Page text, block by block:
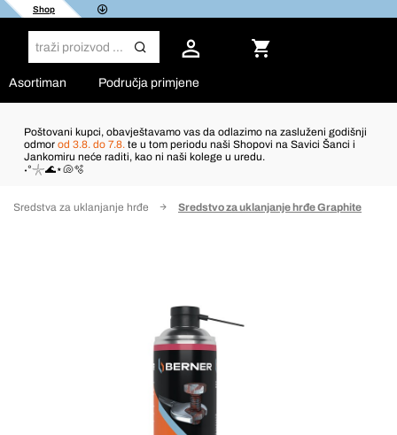
Shop
Asortiman Područja primjene
Poštovani kupci, obavještavamo vas da odlazimo na zasluženi godišnji
odmor od 3.8. do 7.8. te u tom periodu naši Shopovi na Savici Šanci i
Jankomiru neće raditi, kao ni naši kolege u uredu.
˖°𓇼🌊⋆🐚🫧
Sredstva za uklanjanje hrđe Sredstvo za uklanjanje hrđe Graphite